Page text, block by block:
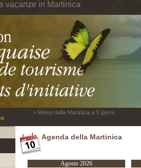
vacanze in Martinica
> Meteo della Martinica a 5 giorni
Agenda della Martinica
Agosto 2026